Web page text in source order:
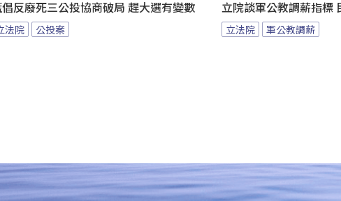
反廢死三公投協商破局 趕大選有變數
法院 公投案
立院談軍公教調薪指標
立法院 軍公教調薪